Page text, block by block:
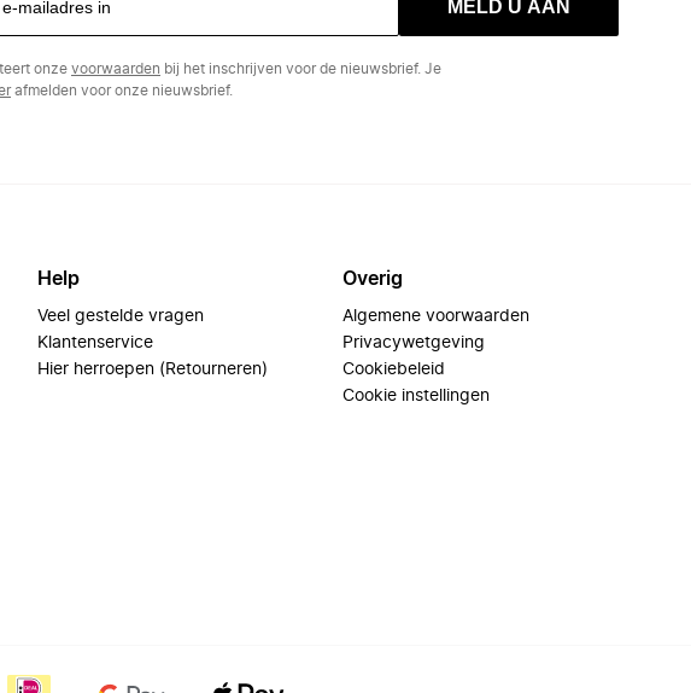
MELD U AAN
onze voorwaarden bij het inschrijven voor de nieuwsbrief. Je
afmelden voor onze nieuwsbrief.
Help
Veel gestelde vragen
Klantenservice
Hier herroepen (Retourneren)
Overig
Algemene voorwaarden
Privacywetgeving
Cookiebeleid
Cookie instellingen